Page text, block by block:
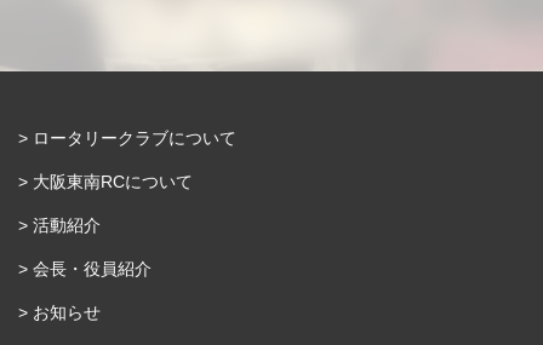
ロータリークラブについて
大阪東南RCについて
活動紹介
会長・役員紹介
お知らせ